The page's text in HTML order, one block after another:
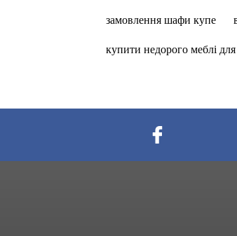
замовлення шафи купе
купити недорого меблі